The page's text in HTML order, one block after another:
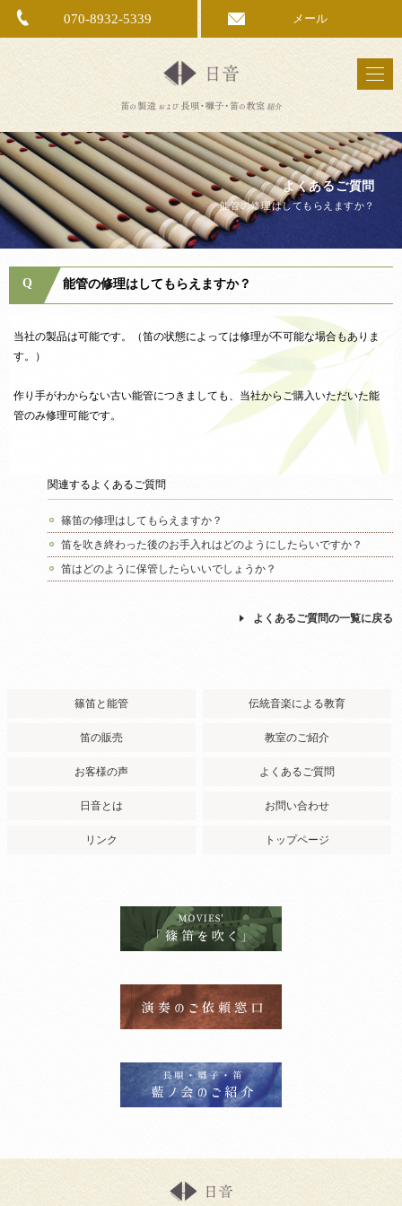
070-8932-5339 メール
よくあるご質問
能管の修理はしてもらえますか？
Q 能管の修理はしてもらえますか？
当社の製品は可能です。（笛の状態によっては修理が不可能な場合もありま
す。）
作り手がわからない古い能管につきましても、当社からご購入いただいた能
管のみ修理可能です。
関連するよくあるご質問
篠笛の修理はしてもらえますか？
笛を吹き終わった後のお手入れはどのようにしたらいですか？
笛はどのように保管したらいいでしょうか？
よくあるご質問の一覧に戻る
篠笛と能管 伝統音楽による教育
笛の販売 教室のご紹介
お客様の声 よくあるご質問
日音とは お問い合わせ
リンク トップページ